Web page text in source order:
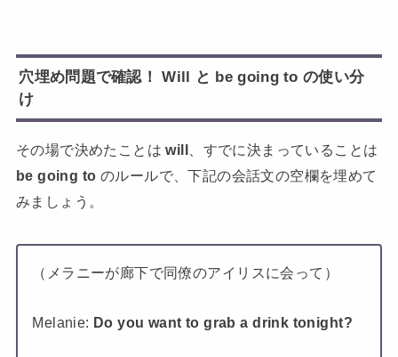
穴埋め問題で確認！ Will と be going to の使い分
け
その場で決めたことはwill 、すでに決まっていることは
be going to のルールで、下記の会話文の空欄を埋めて
みましょう。
（メラニーが廊下で同僚のアイリスに会って）
Melanie: Do you want to grab a drink tonight?